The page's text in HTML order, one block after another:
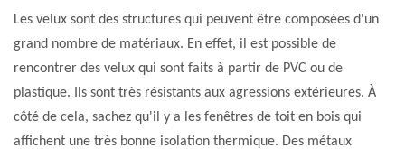
Les velux sont des structures qui peuvent être composées d'un
grand nombre de matériaux. En effet, il est possible de
rencontrer des velux qui sont faits à partir de PVC ou de
plastique. Ils sont très résistants aux agressions extérieures. À
côté de cela, sachez qu'il y a les fenêtres de toit en bois qui
affichent une très bonne isolation thermique. Des métaux